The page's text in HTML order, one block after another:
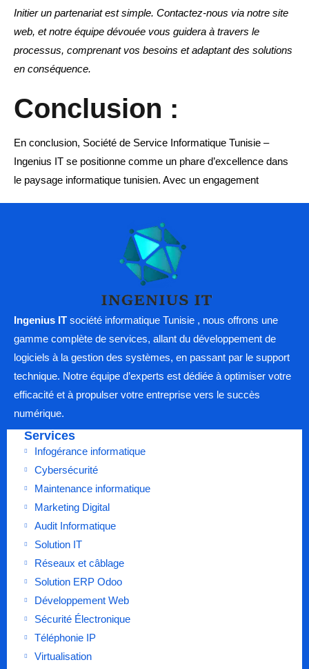
Initier un partenariat est simple. Contactez-nous via notre site
web, et notre équipe dévouée vous guidera à travers le
processus, comprenant vos besoins et adaptant des solutions
en conséquence.
Conclusion :
En conclusion, Société de Service Informatique Tunisie –
Ingenius IT se positionne comme un phare d’excellence dans
le paysage informatique tunisien. Avec un engagement
Ingenius IT société informatique Tunisie , nous offrons une
gamme complète de services, allant du développement de
logiciels à la gestion des systèmes, en passant par le support
technique. Notre équipe d’experts est dédiée à optimiser votre
efficacité et à propulser votre entreprise vers le succès
numérique.
Services
Infogérance informatique
Cybersécurité
Maintenance informatique
Marketing Digital
Audit Informatique
Solution IT
Réseaux et câblage
Solution ERP Odoo
Développement Web
Sécurité Électronique
Téléphonie IP
Virtualisation